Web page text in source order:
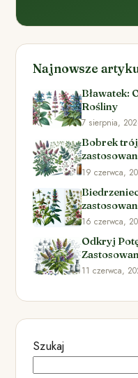
Najnowsze
Bławatek:
Rośliny
7 sierpnia,
Bobrek
19 czerwca,
16 czerwca,
Odkryj
11 czerwca,
Szukaj